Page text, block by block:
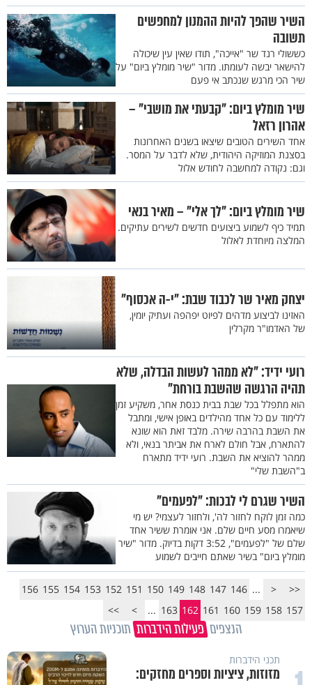
השיר שהפך להיות ההמנון למחפשים
תשובה
כששולי רנד שר "אייכה", תודו שאין עין שיכולה
להישאר יבשה לעומתו. מדור "שיר מומלץ ביום" על
שיר הכי מרגש שנכתב אי פעם
שיר מומלץ ביום: "קבעתי את מושבי" –
אהרון רזאל
אחד השירים הטובים שיצאו בשנים האחרונות
בסצנת המוזיקה היהודית, שלא לדבר על המסר.
וגם: נקודה למחשבה לחודש אלול
שיר מומלץ ביום: "לך אלי" – מאיר בנאי
תמיד כיף לשמוע ביצועים חדשים לשירים עתיקים.
המלצה מיוחדת לאלול
יצחק מאיר שר לכבוד שבת: "י-ה אכסוף"
האזינו לביצוע מדהים לפיוט יפהפה ועתיק יומין,
של האדמו"ר מקרלין
רועי ידיד: "לא ממהר לעשות הבדלה, שלא
תהיה הרגשה שהשבת בורחת"
הוא מתפלל בכל שבת בבית כנסת אחר, משקיע זמן
ללימוד עם כל אחד מהילדים באופן אישי, ומתבל
את השבת בהרבה שירה. מלבד זאת הוא שונא
להתארח, אבל חולם לארח את אביתר בנאי, ולא
ממהר להוציא את השבת. רועי ידיד מתארח
ב"השבת שלי"
השיר שגרם לי לבכות: "לפעמים"
כמה זמן לוקח לחזור לה', ולחזור לעצמי? יש מי
שיאמרו מסע חיים שלם. אני אומרת ששיר אחד
שלם של "לפעמים", 3:52 דקות בדיוק. מדור "שיר
מומלץ ביום" בשיר שאתם חייבים לשמוע
<<
<
...
146
147
148
149
150
151
152
153
154
155
156
157
158
159
160
161
162
163
...
>
>>
הנצפים פעילות הידברות תוכניות הערוץ
תכני הידברות
מזוזות, ציציות וספרים מחזקים: